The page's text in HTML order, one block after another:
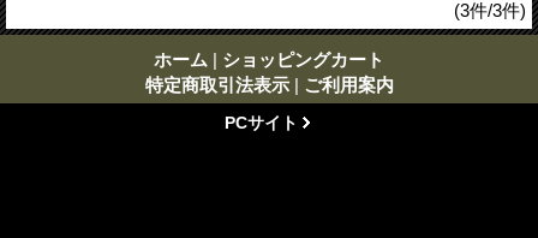
(3件/3件)
ホーム | ショッピングカート
特定商取引法表示 | ご利用案内
PCサイト